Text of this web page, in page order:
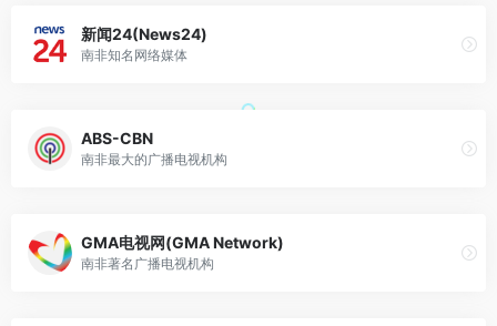
新闻24(News24)
南非知名网络媒体
ABS-CBN
南非最大的广播电视机构
GMA电视网(GMA Network)
南非著名广播电视机构